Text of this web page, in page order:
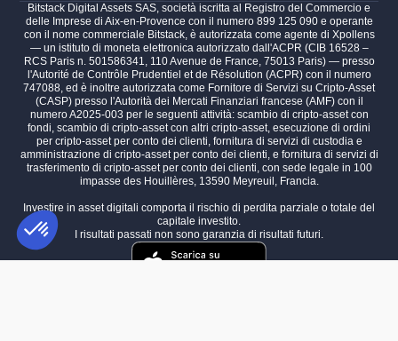
Bitstack Digital Assets SAS, società iscritta al Registro del Commercio e
delle Imprese di Aix-en-Provence con il numero 899 125 090 e operante
con il nome commerciale Bitstack, è autorizzata come agente di Xpollens
— un istituto di moneta elettronica autorizzato dall'ACPR (CIB 16528 –
RCS Paris n. 501586341, 110 Avenue de France, 75013 Paris) — presso
l'Autorité de Contrôle Prudentiel et de Résolution (ACPR) con il numero
747088, ed è inoltre autorizzata come Fornitore di Servizi su Cripto-Asset
(CASP) presso l'Autorità dei Mercati Finanziari francese (AMF) con il
numero A2025-003 per le seguenti attività: scambio di cripto-asset con
fondi, scambio di cripto-asset con altri cripto-asset, esecuzione di ordini
per cripto-asset per conto dei clienti, fornitura di servizi di custodia e
amministrazione di cripto-asset per conto dei clienti, e fornitura di servizi di
trasferimento di cripto-asset per conto dei clienti, con sede legale in 100
impasse des Houillères, 13590 Meyreuil, Francia.
Investire in asset digitali comporta il rischio di perdita parziale o totale del
capitale investito.
I risultati passati non sono garanzia di risultati futuri.